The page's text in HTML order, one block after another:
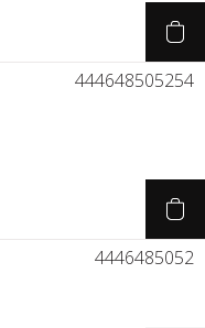
444648505254
4446485052